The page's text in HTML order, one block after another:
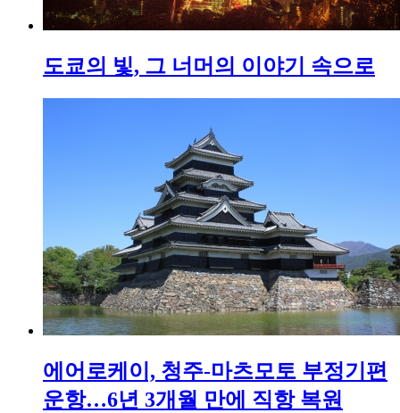
도쿄의 빛, 그 너머의 이야기 속으로
에어로케이, 청주-마츠모토 부정기편
운항…6년 3개월 만에 직항 복원